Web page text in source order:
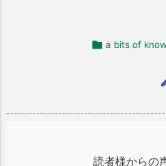
 a bits of
読者様からの